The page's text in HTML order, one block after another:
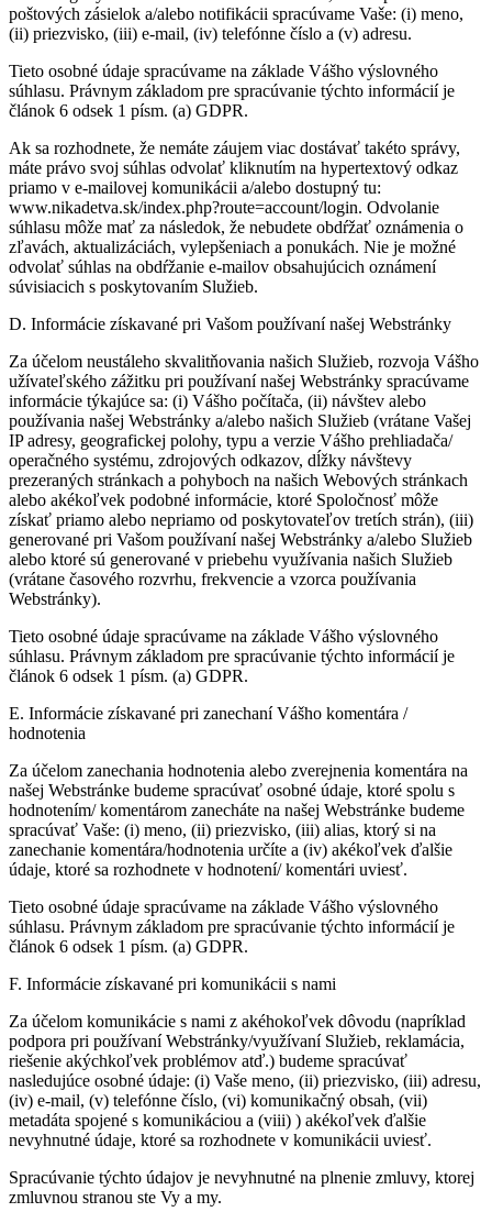
poštových zásielok a/alebo notifikácii spracúvame Vaše: (i) meno,
(ii) priezvisko, (iii) e-mail, (iv) telefónne číslo a (v) adresu.
Tieto osobné údaje spracúvame na základe Vášho výslovného
súhlasu. Právnym základom pre spracúvanie týchto informácií je
článok 6 odsek 1 písm. (a) GDPR.
Ak sa rozhodnete, že nemáte záujem viac dostávať takéto správy,
máte právo svoj súhlas odvolať kliknutím na hypertextový odkaz
priamo v e-mailovej komunikácii a/alebo dostupný tu:
www.nikadetva.sk/index.php?route=account/login. Odvolanie
súhlasu môže mať za následok, že nebudete obdŕžať oznámenia o
zľavách, aktualizáciách, vylepšeniach a ponukách. Nie je možné
odvolať súhlas na obdŕžanie e-mailov obsahujúcich oznámení
súvisiacich s poskytovaním Služieb.
D. Informácie získavané pri Vašom používaní našej Webstránky
Za účelom neustáleho skvalitňovania našich Služieb, rozvoja Vášho
užívateľského zážitku pri používaní našej Webstránky spracúvame
informácie týkajúce sa: (i) Vášho počítača, (ii) návštev alebo
používania našej Webstránky a/alebo našich Služieb (vrátane Vašej
IP adresy, geografickej polohy, typu a verzie Vášho prehliadača/
operačného systému, zdrojových odkazov, dĺžky návštevy
prezeraných stránkach a pohyboch na našich Webových stránkach
alebo akékoľvek podobné informácie, ktoré Spoločnosť môže
získať priamo alebo nepriamo od poskytovateľov tretích strán), (iii)
generované pri Vašom používaní našej Webstránky a/alebo Služieb
alebo ktoré sú generované v priebehu využívania našich Služieb
(vrátane časového rozvrhu, frekvencie a vzorca používania
Webstránky).
Tieto osobné údaje spracúvame na základe Vášho výslovného
súhlasu. Právnym základom pre spracúvanie týchto informácií je
článok 6 odsek 1 písm. (a) GDPR.
E. Informácie získavané pri zanechaní Vášho komentára /
hodnotenia
Za účelom zanechania hodnotenia alebo zverejnenia komentára na
našej Webstránke budeme spracúvať osobné údaje, ktoré spolu s
hodnotením/ komentárom zanecháte na našej Webstránke budeme
spracúvať Vaše: (i) meno, (ii) priezvisko, (iii) alias, ktorý si na
zanechanie komentára/hodnotenia určíte a (iv) akékoľvek ďalšie
údaje, ktoré sa rozhodnete v hodnotení/ komentári uviesť.
Tieto osobné údaje spracúvame na základe Vášho výslovného
súhlasu. Právnym základom pre spracúvanie týchto informácií je
článok 6 odsek 1 písm. (a) GDPR.
F. Informácie získavané pri komunikácii s nami
Za účelom komunikácie s nami z akéhokoľvek dôvodu (napríklad
podpora pri používaní Webstránky/využívaní Služieb, reklamácia,
riešenie akýchkoľvek problémov atď.) budeme spracúvať
nasledujúce osobné údaje: (i) Vaše meno, (ii) priezvisko, (iii) adresu,
(iv) e-mail, (v) telefónne číslo, (vi) komunikačný obsah, (vii)
metadáta spojené s komunikáciou a (viii) ) akékoľvek ďalšie
nevyhnutné údaje, ktoré sa rozhodnete v komunikácii uviesť.
Spracúvanie týchto údajov je nevyhnutné na plnenie zmluvy, ktorej
zmluvnou stranou ste Vy a my.